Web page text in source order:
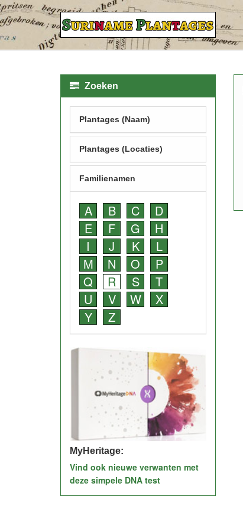
Zoeken
Plantages (Naam)
Plantages (Locaties)
Familienamen
A B C
D
E
F G
H
I
J K
L
M
N O
P
Q
R S
T
U
V W
X
Y
Z
MyHeritage:
Vind ook nieuwe verwanten met
deze simpele DNA test